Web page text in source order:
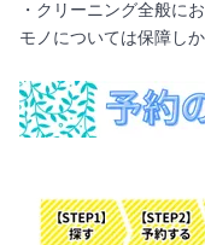
・クリーニング全般に
モノについては保障し